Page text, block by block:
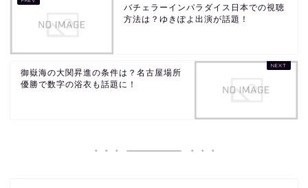
バチェラーインパラダイス日本での視聴
方法は？ゆきぽよ出演が話題！
御嶽海の大関昇進の条件は？名古屋場所
優勝で数字の浴衣も話題に！